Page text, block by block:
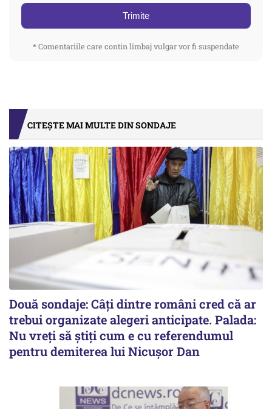
Trimite
* Comentariile care contin limbaj vulgar vor fi suspendate
CITEȘTE MAI MULTE DIN SONDAJE
Două sondaje: Câți dintre români cred că ar
trebui organizate alegeri anticipate. Palada:
Nu vreți să știți cum e cu referendumul
pentru demiterea lui Nicușor Dan